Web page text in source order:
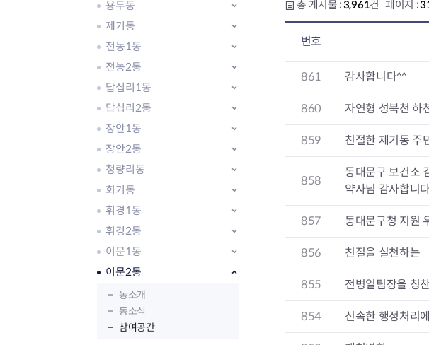
공
AI 사업 등록 관리제
동대문구 AI 사업 현황
국내도시
국외도시
자매도시 혜택
직거래장터쇼핑몰
이용안내
행
복
구
감
구
업
보
지리교통소식
도로명주소 안내
상세주소 부여제도
지리정보
대중교통
자전거
주차장
우회전알리미
문화체육소식
행사 및 프로그램
문화체육시설
공원녹지현황
단체안내
동대문문화재단
쓰
종
환
석
탄
보
공
탄
용두동
제기동
전농1동
전농2동
답십리1동
답십리2동
장안1동
장안2동
청량리동
회기동
휘경1동
휘경2동
이문1동
이문2동
동소개
동소식
참여공간
총 게시물 :3,961건 페이지 :
번호
861 감사합니다^^
860 자연형 성북천 하
859 친절한 제기동 주
858
동대문구 보건소
약사님 감사합니
857 동대문구청 지원
856 친절을 실천하는
855 전병일팀장을 칭
854 신속한 행정처리